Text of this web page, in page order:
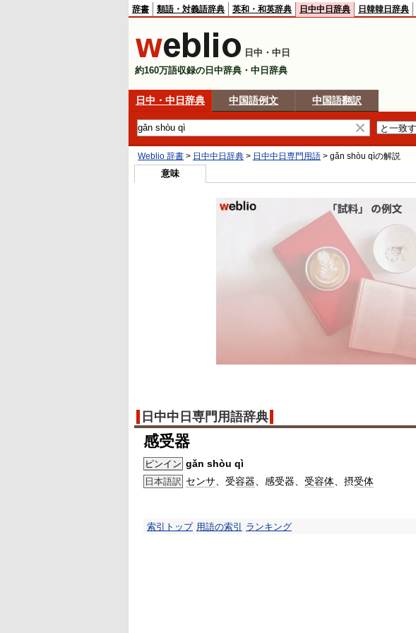
辞書 類語・対義語辞典 英和・和英辞典 日中中日辞典 日韓韓日辞典
日中・中日
約160万語収録の日中辞典・中日辞典
日中・中日辞典 中国語例文 中国語翻訳
Weblio 辞書 > 日中中日辞典 > 日中中日専門用語 > gǎn shòu qìの解説
意味
日中中日専門用語辞典
感受器
ピンイン gǎn shòu qì
日本語訳 センサ 、受容器 、感受器、 受容体 、摂受体
索引トップ 用語の索引 ランキング